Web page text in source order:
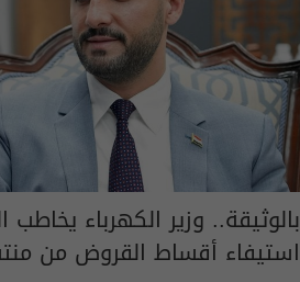
بالوثيقة.. وزير الكهرباء يخاطب
استيفاء أقساط القروض من